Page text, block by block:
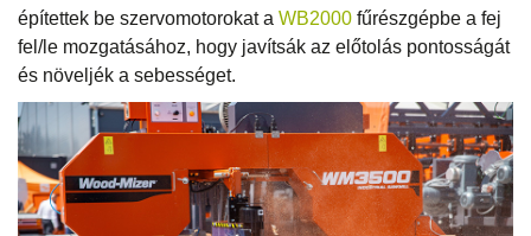
építettek be szervomotorokat a WB2000 fűrészgépbe a fej
fel/le mozgatásához, hogy javítsák az előtolás pontosságát
és növeljék a sebességet.